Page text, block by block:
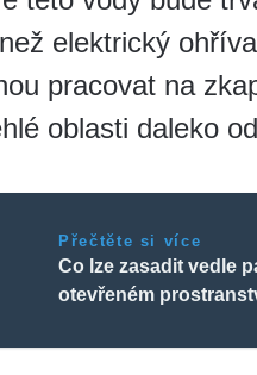
elektrický
pracovat na
oblasti daleko
Přečtěte si více
Co lze zasadit vedle
otevřeném